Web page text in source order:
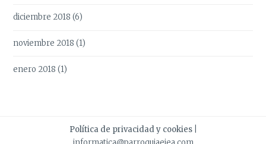
diciembre 2018 (6)
noviembre 2018 (1)
enero 2018 (1)
Política de privacidad y cookies